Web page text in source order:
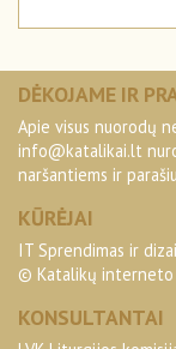
DĖKOJAME IR
Apie visus nuorodų
info@katalikai.lt
naršantiems ir
KŪRĖJAI
IT Sprendimas ir
© Katalikų
KONSULTANTAI